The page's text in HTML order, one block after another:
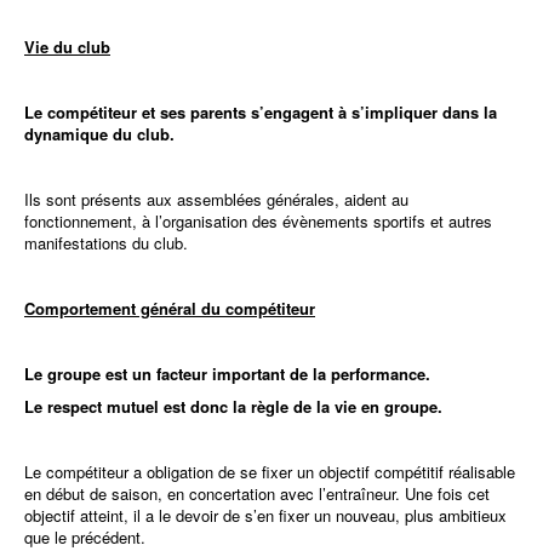
Vie du club
Le compétiteur et ses parents s’engagent à s’impliquer dans la
dynamique du club.
Ils sont présents aux assemblées générales, aident au
fonctionnement, à l’organisation des évènements sportifs et autres
manifestations du club.
Comportement général du compétiteur
Le groupe est un facteur important de la performance.
Le respect mutuel est donc la règle de la vie en groupe.
Le compétiteur a obligation de se fixer un objectif compétitif réalisable
en début de saison, en concertation avec l’entraîneur. Une fois cet
objectif atteint, il a le devoir de s’en fixer un nouveau, plus ambitieux
que le précédent.